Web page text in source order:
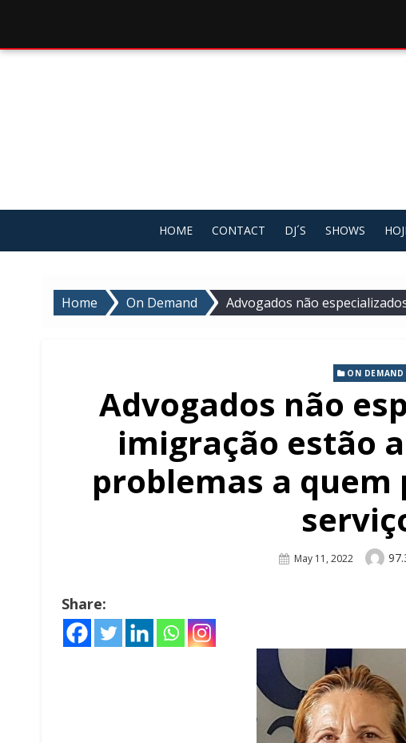
HOME CONTACT DJ´S SHOWS
Home On Demand Advogados não
ON DEMAND
Advogados não
imigração estão
problemas a quem
Posted
May 11, 2022
Share: